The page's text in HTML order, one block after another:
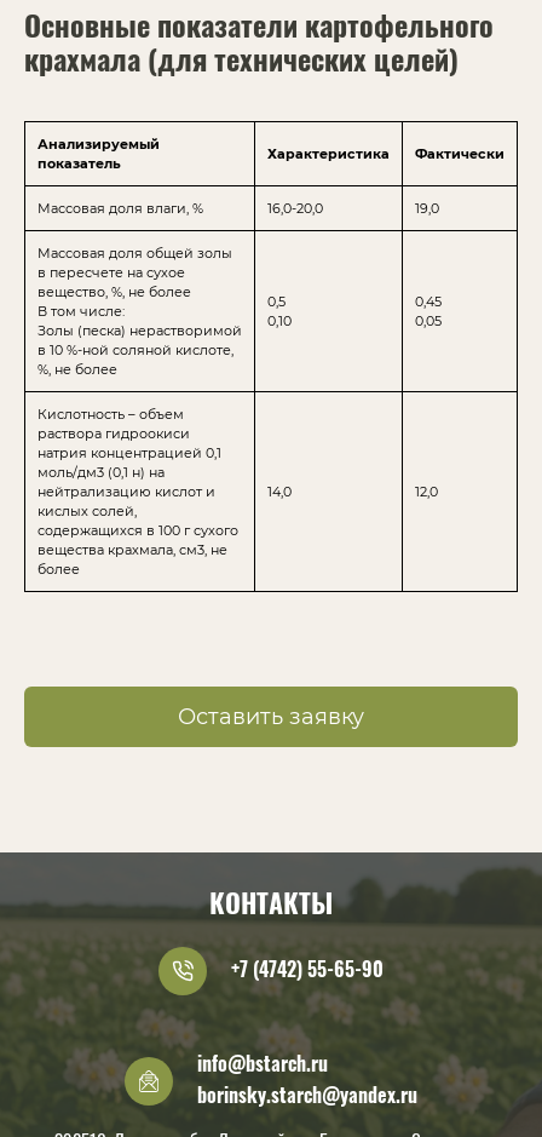
Основные показатели картофельного
крахмала (для технических целей)
Анализируемый
показатель
Характеристика Фактически
Массовая доля влаги, % 16,0-20,0 19,0
Массовая доля общей золы
в пересчете на сухое
вещество, %, не более
В том числе:
Золы (песка) нерастворимой
в 10 %-ной соляной кислоте,
%, не более
0,5
0,10
0,45
0,05
Кислотность – объем
раствора гидроокиси
натрия концентрацией 0,1
моль/дм3 (0,1 н) на
нейтрализацию кислот и
кислых солей,
содержащихся в 100 г сухого
вещества крахмала, см3, не
более
14,0 12,0
Оставить заявку
КОНТАКТЫ
info@bstarch.ru
borinsky.starch@yandex.ru
+7 (4742) 55-65-90